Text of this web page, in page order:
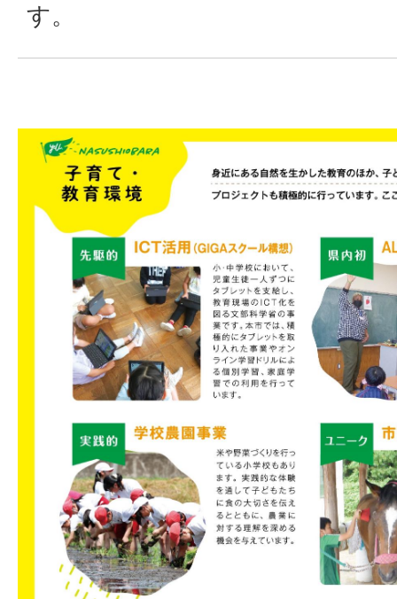
す。